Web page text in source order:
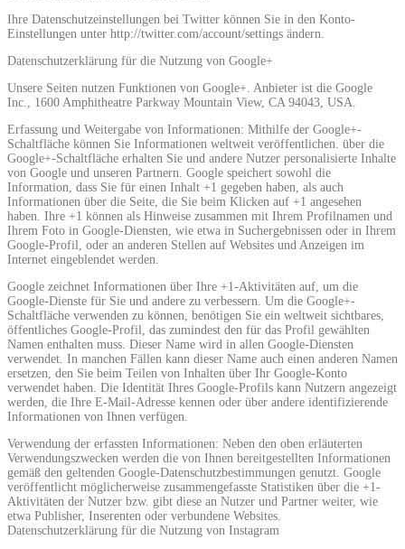
Ihre Datenschutzeinstellungen bei Twitter können Sie in den Konto-
Einstellungen unter http://twitter.com/account/settings ändern.
Datenschutzerklärung für die Nutzung von Google+
Unsere Seiten nutzen Funktionen von Google+. Anbieter ist die Google
Inc., 1600 Amphitheatre Parkway Mountain View, CA 94043, USA.
Erfassung und Weitergabe von Informationen: Mithilfe der Google+-
Schaltfläche können Sie Informationen weltweit veröffentlichen. über die
Google+-Schaltfläche erhalten Sie und andere Nutzer personalisierte Inhalte
von Google und unseren Partnern. Google speichert sowohl die
Information, dass Sie für einen Inhalt +1 gegeben haben, als auch
Informationen über die Seite, die Sie beim Klicken auf +1 angesehen
haben. Ihre +1 können als Hinweise zusammen mit Ihrem Profilnamen und
Ihrem Foto in Google-Diensten, wie etwa in Suchergebnissen oder in Ihrem
Google-Profil, oder an anderen Stellen auf Websites und Anzeigen im
Internet eingeblendet werden.
Google zeichnet Informationen über Ihre +1-Aktivitäten auf, um die
Google-Dienste für Sie und andere zu verbessern. Um die Google+-
Schaltfläche verwenden zu können, benötigen Sie ein weltweit sichtbares,
öffentliches Google-Profil, das zumindest den für das Profil gewählten
Namen enthalten muss. Dieser Name wird in allen Google-Diensten
verwendet. In manchen Fällen kann dieser Name auch einen anderen Namen
ersetzen, den Sie beim Teilen von Inhalten über Ihr Google-Konto
verwendet haben. Die Identität Ihres Google-Profils kann Nutzern angezeigt
werden, die Ihre E-Mail-Adresse kennen oder über andere identifizierende
Informationen von Ihnen verfügen.
Verwendung der erfassten Informationen: Neben den oben erläuterten
Verwendungszwecken werden die von Ihnen bereitgestellten Informationen
gemäß den geltenden Google-Datenschutzbestimmungen genutzt. Google
veröffentlicht möglicherweise zusammengefasste Statistiken über die +1-
Aktivitäten der Nutzer bzw. gibt diese an Nutzer und Partner weiter, wie
etwa Publisher, Inserenten oder verbundene Websites.
Datenschutzerklärung für die Nutzung von Instagram